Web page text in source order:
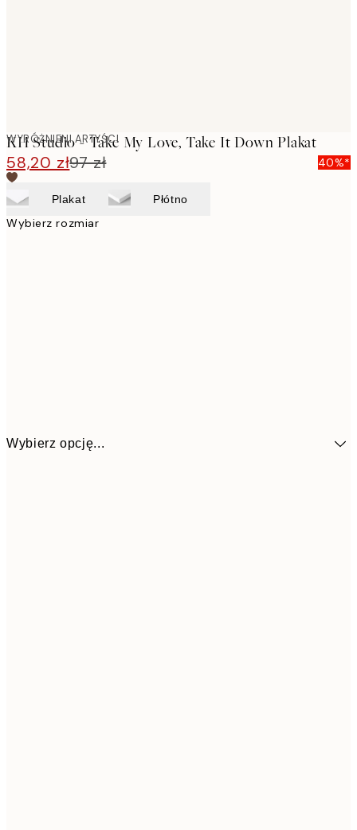
WYRÓŻNIENI ARTYŚCI
KH Studio - Take My Love, Take It Down Plakat
58,20 zł97 zł 40%*
Plakat Płótno
Wybierz rozmiar
Wybierz opcję...